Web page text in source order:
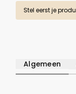
Stel eerst je
Algemeen